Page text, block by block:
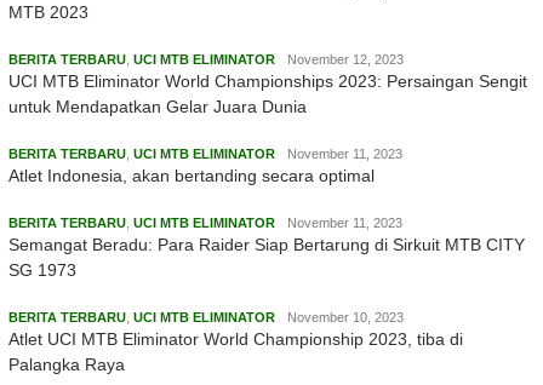
MTB 2023
BERITA TERBARU UCI MTB ELIMINATOR November 12, 2023
UCI MTB Eliminator World Championships 2023: Persaingan Sengit
untuk Mendapatkan Gelar Juara Dunia
BERITA TERBARU UCI MTB ELIMINATOR November 11, 2023
Atlet Indonesia, akan bertanding secara optimal
BERITA TERBARU UCI MTB ELIMINATOR November 11, 2023
Semangat Beradu: Para Raider Siap Bertarung di Sirkuit MTB CITY
SG 1973
BERITA TERBARU UCI MTB ELIMINATOR November 10, 2023
Atlet UCI MTB Eliminator World Championship 2023, tiba di
Palangka Raya